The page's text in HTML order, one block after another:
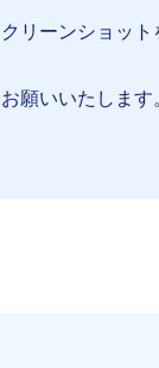
リーンショッ
願いいたします。